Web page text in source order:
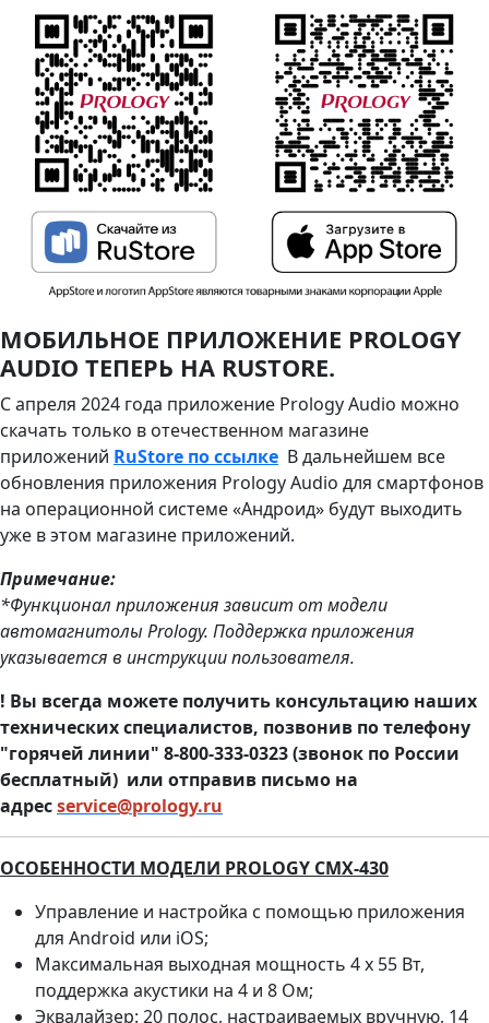
МОБИЛЬНОЕ ПРИЛОЖЕНИЕ PROLOGY
AUDIO ТЕПЕРЬ НА RUSTORE.
С апреля 2024 года приложение Prology Audio можно
скачать только в отечественном магазине
приложений RuStore по ссылке В дальнейшем все
обновления приложения Prology Audio для смартфонов
на операционной системе «Андроид» будут выходить
уже в этом магазине приложений.
Примечание:
*Функционал приложения зависит от модели
автомагнитолы Prology. Поддержка приложения
указывается в инструкции пользователя.
! Вы всегда можете получить консультацию наших
технических специалистов, позвонив по телефону
"горячей линии" 8-800-333-0323 (звонок по России
бесплатный) или отправив письмо на
адресservice@prology.ru
ОСОБЕННОСТИ МОДЕЛИ PROLOGY CMX-430
Управление и настройка с помощью приложения
для Android или iOS;
Максимальная выходная мощность 4 х 55 Вт,
поддержка акустики на 4 и 8 Ом;
Эквалайзер: 20 полос, настраиваемых вручную, 14